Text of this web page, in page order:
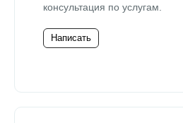
консультация по услугам.
Написать